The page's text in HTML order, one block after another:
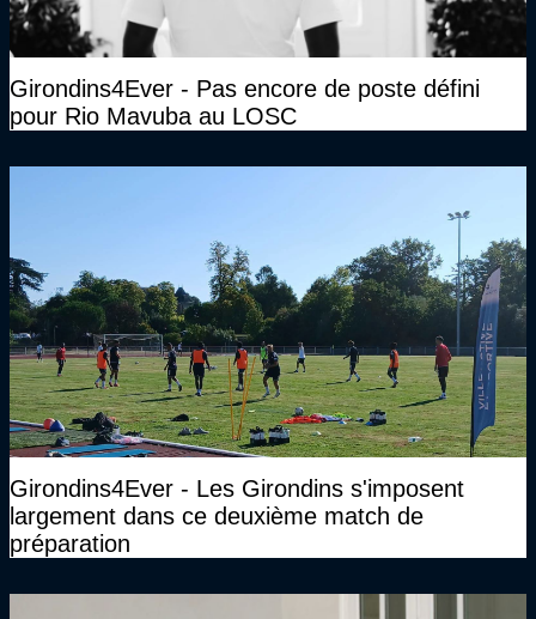
Girondins4Ever - Pas encore de poste défini
pour Rio Mavuba au LOSC
Girondins4Ever - Les Girondins s'imposent
largement dans ce deuxième match de
préparation